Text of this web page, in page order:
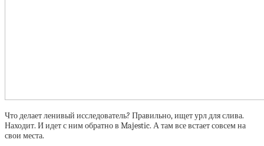
Что делает ленивый исследователь? Правильно, ищет урл для слива.
Находит. И идет с ним обратно в Majestic. А там все встает совсем на
свои места.